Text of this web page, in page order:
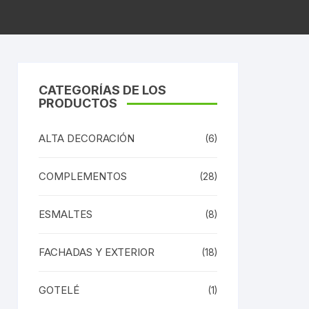
CATEGORÍAS DE LOS
PRODUCTOS
ALTA DECORACIÓN (6)
COMPLEMENTOS (28)
ESMALTES (8)
FACHADAS Y EXTERIOR (18)
GOTELÉ (1)